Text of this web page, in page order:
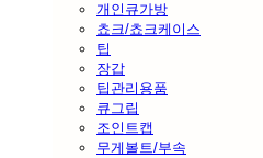
개인큐가방
쵸크/쵸크케이스
팁
장갑
팁관리용품
큐그립
조인트캡
무게볼트/부속